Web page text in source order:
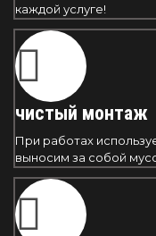
каждой услуге!
чистый монтаж
При работах
выносим за собой